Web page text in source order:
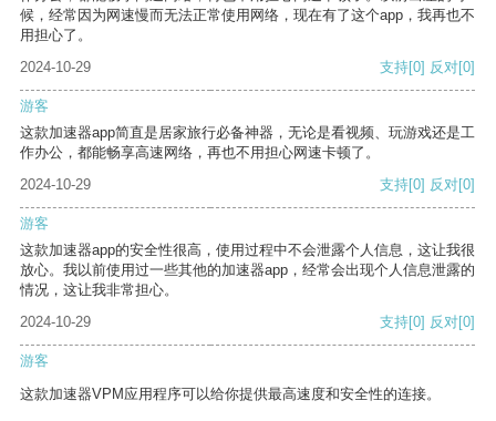
候，经常因为网速慢而无法正常使用网络，现在有了这个app，我再也不
用担心了。
2024-10-29
支持[0] 反对[0]
游客
这款加速器app简直是居家旅行必备神器，无论是看视频、玩游戏还是工
作办公，都能畅享高速网络，再也不用担心网速卡顿了。
2024-10-29
支持[0] 反对[0]
游客
这款加速器app的安全性很高，使用过程中不会泄露个人信息，这让我很
放心。我以前使用过一些其他的加速器app，经常会出现个人信息泄露的
情况，这让我非常担心。
2024-10-29
支持[0] 反对[0]
游客
这款加速器VPM应用程序可以给你提供最高速度和安全性的连接。